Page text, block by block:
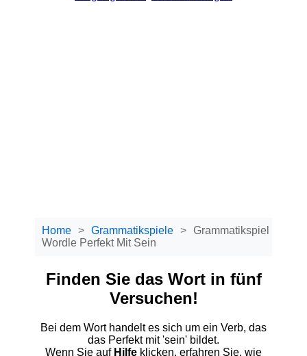
Home Grammatikspiele
Grammatikspiel
Wordle Perfekt Mit Sein
Finden Sie das Wort in fünf
Versuchen!
Bei dem Wort handelt es sich um ein Verb, das
das Perfekt mit 'sein' bildet.
Wenn Sie auf Hilfe klicken, erfahren Sie, wie